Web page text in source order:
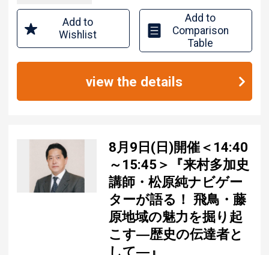
Add to
Wishlist
Add to
Comparison
Table
view the details
8月9日(日)開催＜14:40
～15:45＞『来村多加史
講師・松原純ナビゲー
ターが語る！ 飛鳥・藤
原地域の魅力を掘り起
こす―歴史の伝達者と
して―』